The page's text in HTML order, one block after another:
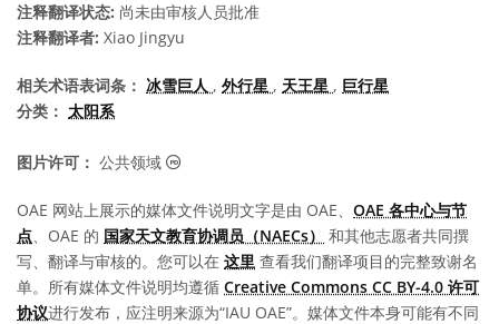
注释翻译状态: 尚未由审核人员批准
注释翻译者: Xiao Jingyu
相关术语表词条： 冰雪巨人 , 外行星 , 天王星 , 巨行星
分类： 太阳系
图片许可： 公共领域 公共领域 图标
OAE 网站上展示的媒体文件说明文字是由 OAE、 OAE 各中心与节
点、OAE 的 国家天文教育协调员（NAECs）
和其他志愿者共同撰
写、翻译与审核的。您可以在 这里 查看我们翻译项目的完整致谢名
单。所有媒体文件说明均遵循 Creative Commons CC BY-4.0 许可
协议进行发布，应注明来源为“IAU OAE”。媒体文件本身可能有不同